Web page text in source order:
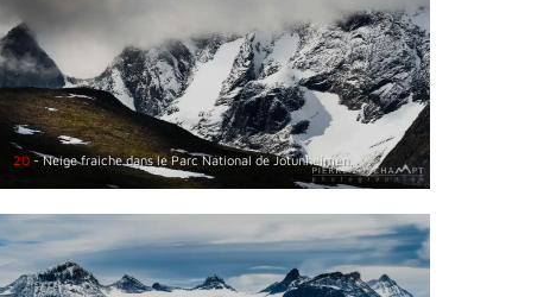
20 - Neige fraiche dans le Parc National de Jotunheimen.